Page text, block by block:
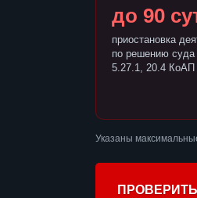
до 90
приостановка
по решению суда
5.27.1, 20.4
Указаны